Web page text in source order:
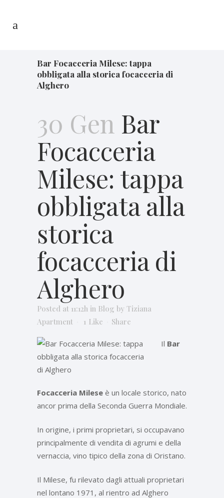
Bar Focacceria Milese: tappa
obbligata alla storica focacceria di
Alghero
30 Gen Bar
Focacceria
Milese: tappa
obbligata alla
storica
focacceria di
Alghero
Posted at 11:12h in Blog by Tiziana
Apartment
1 Like Share
Il Bar
Focacceria Milese è un locale storico, nato
ancor prima della Seconda Guerra Mondiale.
In origine, i primi proprietari, si occupavano
principalmente di vendita di agrumi e della
vernaccia, vino tipico della zona di Oristano.
Il Milese, fu rilevato dagli attuali proprietari
nel lontano 1971, al rientro ad Alghero